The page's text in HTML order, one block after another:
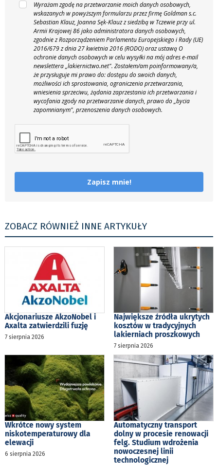
Wyrażam zgodę na przetwarzanie moich danych osobowych,
wskazanych w powyższym formularzu przez firmę Goldman s.c.
Sebastian Klauz, Joanna Sęk-Klauz z siedzibą w Tczewie przy ul.
Armii Krajowej 86 jako administratora danych osobowych,
zgodnie z Rozporządzeniem Parlamentu Europejskiego i Rady (UE)
2016/679 z dnia 27 kwietnia 2016 (RODO) oraz ustawą O
ochronie danych osobowych w celu wysyłki na mój adres e-mail
newslettera „lakiernictwo.net". Zostałem/am poinformowany/a,
że przysługuje mi prawo do: dostępu do swoich danych,
możliwości ich sprostowania, ograniczenia przetwarzania,
wniesienia sprzeciwu, żądania zaprzestania ich przetwarzania i
wycofania zgody na przetwarzanie danych, prawo do „bycia
zapomnianym", przenoszenia danych osobowych.
Zapisz mnie!
ZOBACZ RÓWNIEŻ INNE ARTYKUŁY
Akcjonariusze AkzoNobel i
Axalta zatwierdzili fuzję
7 sierpnia 2026
Największe źródła ukrytych
kosztów w tradycyjnych
lakierniach proszkowych
7 sierpnia 2026
Wkrótce nowy system
niskotemperaturowy dla
elewacji
6 sierpnia 2026
Automatyczny transport
dolny w procesie renowacji
felg. Studium wdrożenia
nowoczesnej linii
technologicznej